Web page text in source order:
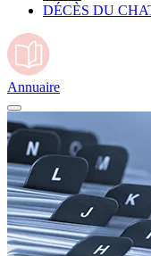
DÉCÈS DU
Annuaire